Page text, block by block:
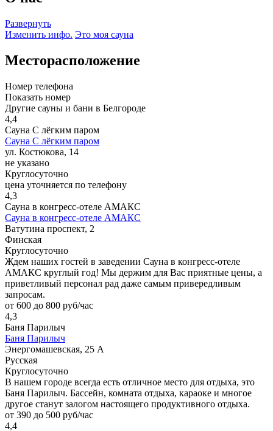
Развернуть
Изменить инфо. Это моя сауна
Месторасположение
Номер телефона
Показать номер
Другие сауны и бани в Белгороде
4,4
Сауна С лёгким паром
Сауна С лёгким паром
ул. Костюкова, 14
не указано
Круглосуточно
цена уточняется по телефону
4,3
Сауна в конгресс-отеле АМАКС
Сауна в конгресс-отеле АМАКС
Ватутина проспект, 2
Финская
Круглосуточно
Ждем наших гостей в заведении Сауна в конгресс-отеле
АМАКС круглый год! Мы держим для Вас приятные цены, а
приветливый персонал рад даже самым привередливым
запросам.
от 600 до 800 руб/час
4,3
Баня Парилыч
Баня Парилыч
Энергомашевская, 25 А
Русская
Круглосуточно
В нашем городе всегда есть отличное место для отдыха, это
Баня Парилыч. Бассейн, комната отдыха, караоке и многое
другое станут залогом настоящего продуктивного отдыха.
от 390 до 500 руб/час
4,4